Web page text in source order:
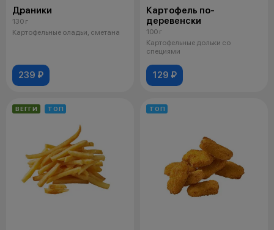
Драники
130 г
Картофельные оладьи, сметана
239 ₽
Картофель по-
деревенски
100 г
Картофельные дольки со
специями
129 ₽
ВЕГГИ ТОП ТОП